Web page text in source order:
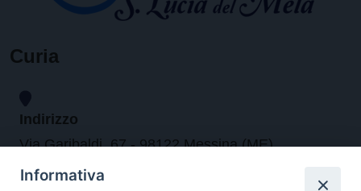
Curia
Indirizzo
Via Garibaldi, 67 - 98122 Messina (ME)
Informativa